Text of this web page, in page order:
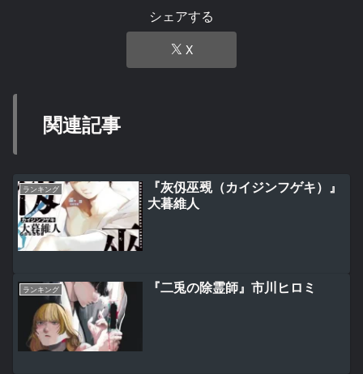
シェアする
X
関連記事
ランキング
『灰仭巫覡（カイジンフゲキ）』
大暮維人
ランキング 『二兎の除霊師』市川ヒロミ